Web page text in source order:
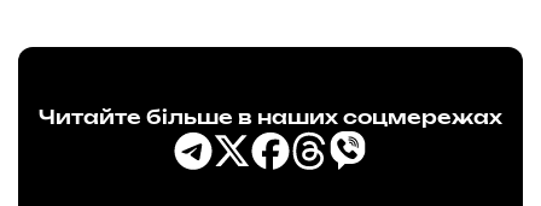
Читайте більше в наших соцмережах